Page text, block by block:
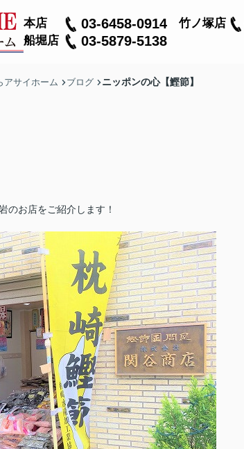
本店 03-6458-0914 竹ノ塚店
船堀店 03-5879-5138
アサイホーム ブログ ニッポンの心【鰹節】
のお店をご紹介します！